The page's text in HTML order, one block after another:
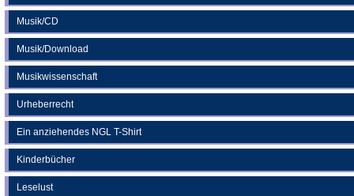
Musik/CD
Musik/Download
Musikwissenschaft
Urheberrecht
Ein anziehendes NGL T-Shirt
Kinderbücher
Leselust